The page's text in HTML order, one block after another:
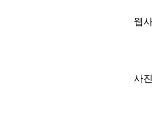
웹
사